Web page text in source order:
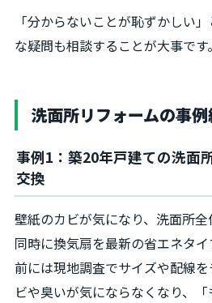
「分からないことが恥ずかしい
な疑問も相談することが大事です。
洗面所リフォームの事
事例1：築20年戸建ての洗面
交換
壁紙のカビが気になり、洗面所
同時に換気扇を最新の省エネタ
前には現地調査でサイズや配線
ビや臭いが気にならなくなり、